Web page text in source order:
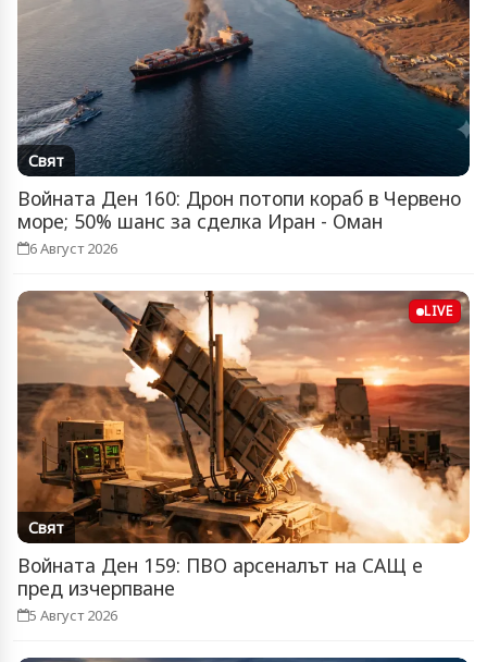
Свят
Войната Ден 160: Дрон потопи кораб в Червено
море; 50% шанс за сделка Иран - Оман
6 Август 2026
LIVE
Свят
Войната Ден 159: ПВО арсеналът на САЩ е
пред изчерпване
5 Август 2026